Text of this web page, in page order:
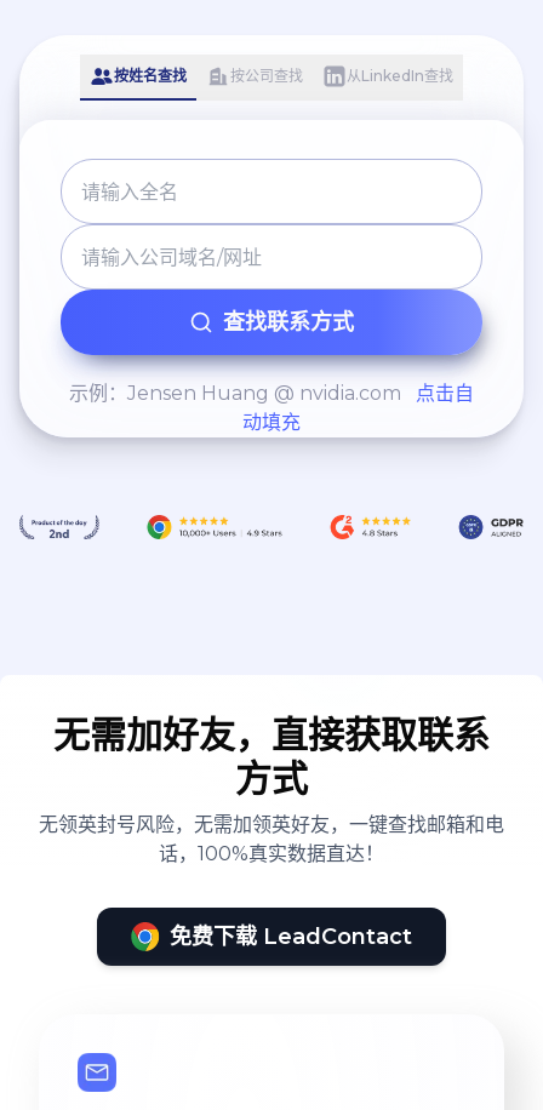
按姓名查找 按公司查找 从LinkedIn查找
查找联系方式
示例：Jensen Huang @ nvidia.com
点击自
动填充
无需加好友，直接获取联系
方式
无领英封号风险，无需加领英好友，一键查找邮箱和电
话，100%真实数据直达！
免费下载 LeadContact